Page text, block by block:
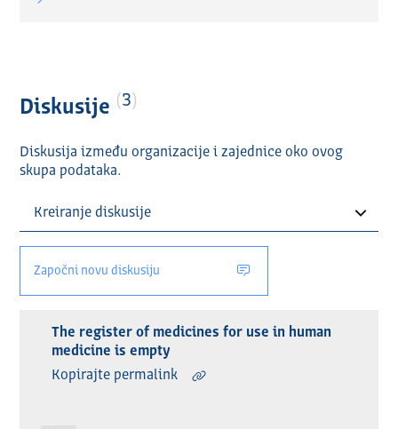
Diskusije 3
Diskusija između organizacije i zajednice oko ovog
skupa podataka.
Započni novu diskusiju
The register of medicines for use in human
medicine is empty
Kopirajte permalink